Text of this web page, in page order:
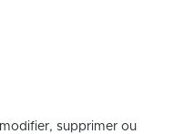
supprimer ou